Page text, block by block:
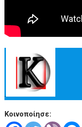
.
Κοινοποίησε: